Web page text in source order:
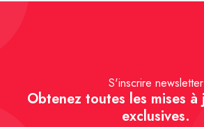
S'inscrire newsletter
Obtenez toutes les mises
exclusives.